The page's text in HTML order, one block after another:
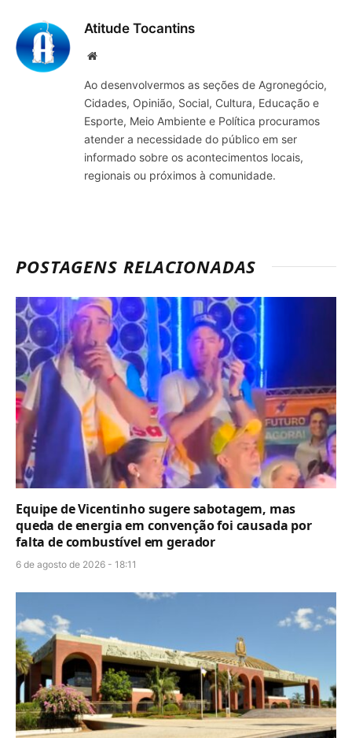
Atitude Tocantins
Site
Ao desenvolvermos as seções de Agronegócio,
Cidades, Opinião, Social, Cultura, Educação e
Esporte, Meio Ambiente e Política procuramos
atender a necessidade do público em ser
informado sobre os acontecimentos locais,
regionais ou próximos à comunidade.
POSTAGENS RELACIONADAS
Equipe de Vicentinho sugere sabotagem, mas
queda de energia em convenção foi causada por
falta de combustível em gerador
6 de agosto de 2026 - 18:11